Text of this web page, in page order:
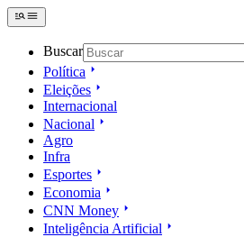
Buscar
Política
Eleições
Internacional
Nacional
Agro
Infra
Esportes
Economia
CNN Money
Inteligência Artificial